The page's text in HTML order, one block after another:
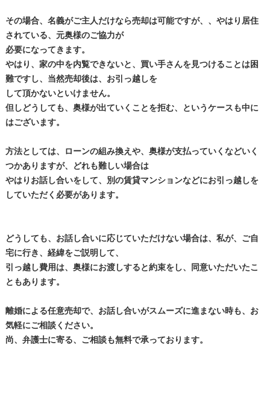
その場合、名義がご主人だけなら売却は可能ですが、、やはり居住
されている、元奥様のご協力が
必要になってきます。
やはり、家の中を内覧できないと、買い手さんを見つけることは困
難ですし、当然売却後は、お引っ越しを
して頂かないといけません。
但しどうしても、奥様が出ていくことを拒む、というケースも中に
はございます。
方法としては、ローンの組み換えや、奥様が支払っていくなどいく
つかありますが、どれも難しい場合は
やはりお話し合いをして、別の賃貸マンションなどにお引っ越しを
していただく必要があります。
どうしても、お話し合いに応じていただけない場合は、私が、ご自
宅に行き、経緯をご説明して、
引っ越し費用は、奥様にお渡しすると約束をし、同意いただいたこ
ともあります。
離婚による任意売却で、お話し合いがスムーズに進まない時も、お
気軽にご相談ください。
尚、弁護士に寄る、ご相談も無料で承っております。